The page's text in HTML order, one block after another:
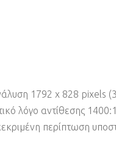
1792 x 828
λόγο αντίθεσης
περίπτωση